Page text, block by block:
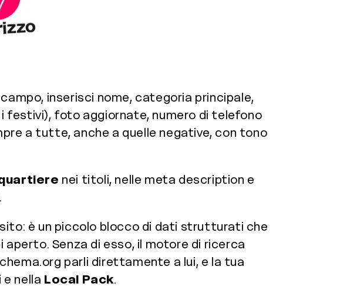
inserisci nome, categoria principale,
festivi), foto aggiornate, numero di telefono
a tutte, anche a quelle negative, con tono
nei titoli, nelle meta description e
è un piccolo blocco di dati strutturati che
aperto. Senza di esso, il motore di ricerca
parli direttamente a lui, e la tua
nella Local Pack.